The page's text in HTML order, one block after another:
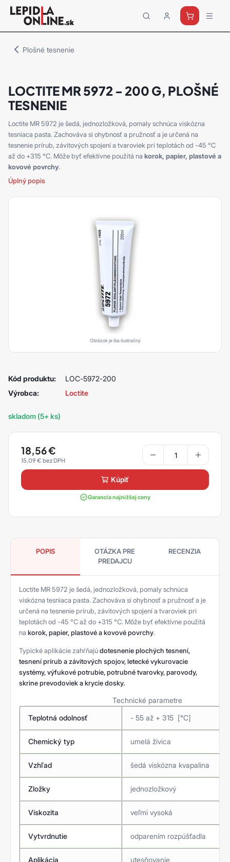
Priemyselné
lepidlá
Plošné tesnenie
LOCTITE MR 5972 - 200 G, PLOŠNÉ
TESNENIE
Loctite MR 5972 je šedá, jednozložková, pomaly schnúca viskózna
tesniaca pasta. Zachováva si ohybnosť a pružnosť a je určená na
tesnenie prírub, závitových spojení a tvaroviek pri teplotách od -45 °C
až do +315 °C. Môže byť efektívne použitá na korok, papier, plastové a
kovové povrchy.
Úplný popis
Obrázok je iba ilustračný
Kód produktu:
LOC-5972-200
Výrobca:
Loctite
skladom (5+ ks)
18,56€
15,09 €
kúpiť
Garancia najnižšej ceny
POPIS
OTÁZKA PRE
PREDAJCU
RECENZIA
Loctite MR 5972 je šedá, jednozložková, pomaly schnúca
viskózna tesniaca pasta. Zachováva si ohybnosť a pružnosť a je
určená na tesnenie prírub, závitových spojení a tvaroviek pri
teplotách od -45 °C až do +315 °C. Môže byť efektívne použitá
na korok, papier, plastové a kovové povrchy.
Typické aplikácie zahŕňajúdotesnenie plochých tesnení,
tesnení prírub a závitových spojov, letecké vykurovacie
systémy, výfukové potrubie, potrubné tvarovky, parovody,
skrine prevodoviek a krycie dosky.
Technické parametre
Teplotná odolnosť
- 55 až + 315 [°C]
Chemický typ umelá živica
Vzhľad šedá viskózna kvapalina
Zložky jednozložkový
Viskozita veľmi vysoká
Vytvrdnutie odparením rozpúšťadla
Aplikácia utesňovanie